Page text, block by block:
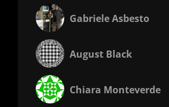
Gabriele Asbesto
August Black
Chiara Monteverde